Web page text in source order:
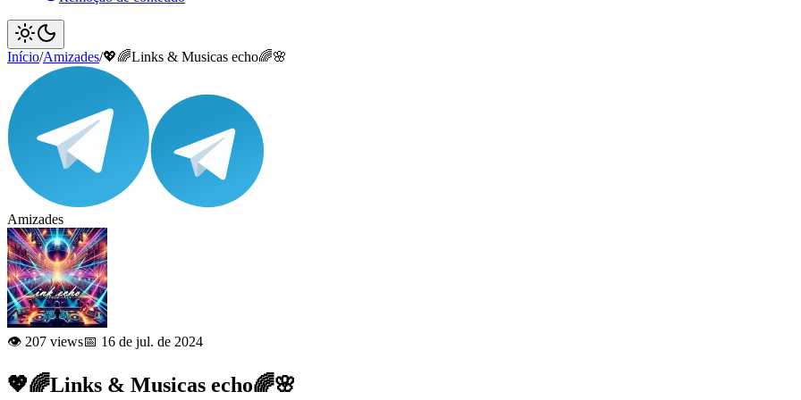
Início/Amizades/💖🌈Links & Musicas echo🌈🌸
Amizades
👁️ 207 views📅 16 de jul. de 2024
💖🌈Links & Musicas echo🌈🌸